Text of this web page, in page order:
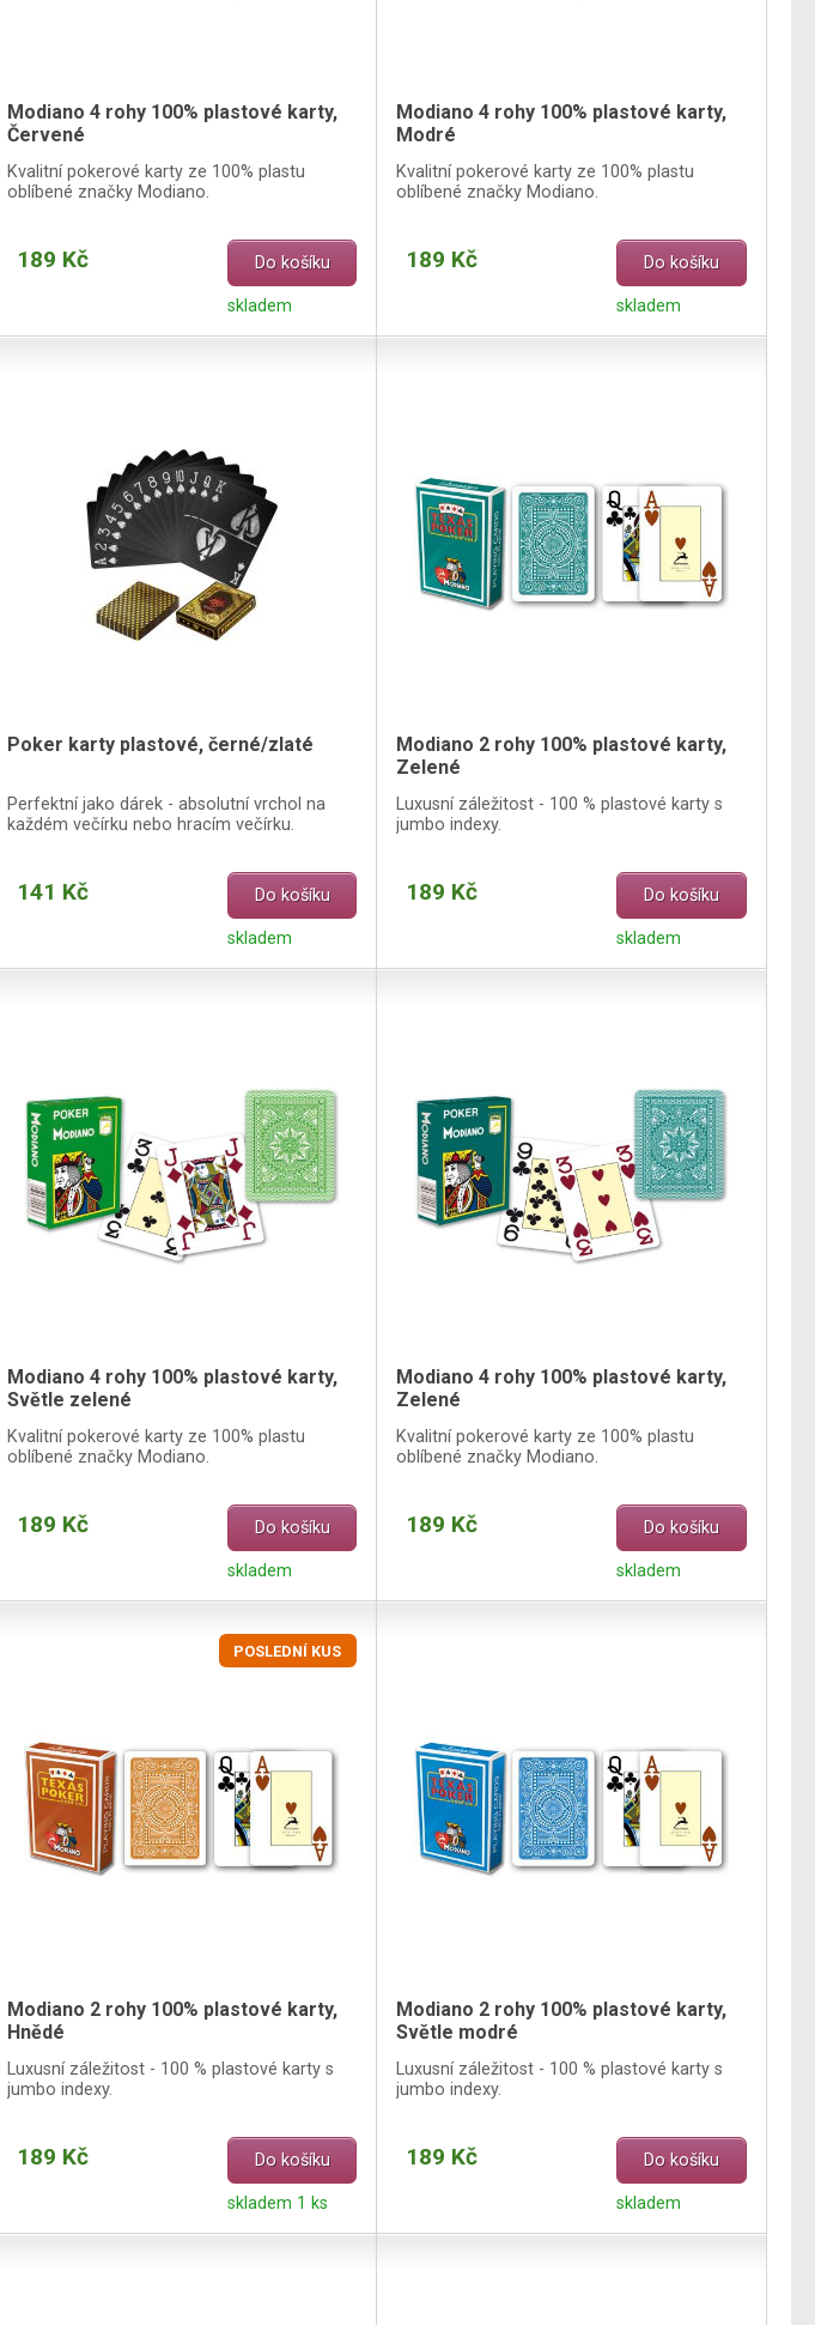
Modiano 4 rohy 100% plastové karty,
Červené
Kvalitní pokerové karty ze 100% plastu
oblíbené značky Modiano.
189 Kč Do košíku
skladem
Modiano 4 rohy 100% plastové karty,
Modré
Kvalitní pokerové karty ze 100% plastu
oblíbené značky Modiano.
189 Kč Do košíku
skladem
Poker karty plastové, černé/zlaté
Perfektní jako dárek - absolutní vrchol na
každém večírku nebo hracím večírku.
141 Kč Do košíku
skladem
Modiano 2 rohy 100% plastové karty,
Zelené
Luxusní záležitost - 100 % plastové karty s
jumbo indexy.
189 Kč Do košíku
skladem
Modiano 4 rohy 100% plastové karty,
Světle zelené
Kvalitní pokerové karty ze 100% plastu
oblíbené značky Modiano.
189 Kč Do košíku
skladem
Modiano 4 rohy 100% plastové karty,
Zelené
Kvalitní pokerové karty ze 100% plastu
oblíbené značky Modiano.
189 Kč Do košíku
skladem
POSLEDNÍ KUS
Modiano 2 rohy 100% plastové karty,
Hnědé
Luxusní záležitost - 100 % plastové karty s
jumbo indexy.
189 Kč Do košíku
skladem 1 ks
Modiano 2 rohy 100% plastové karty,
Světle modré
Luxusní záležitost - 100 % plastové karty s
jumbo indexy.
189 Kč Do košíku
skladem